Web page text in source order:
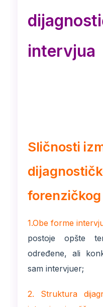
intervjua
Sličnosti
1.Obe forme
postoje opšte
određene, ali
sam intervjuer;
2. Struktura